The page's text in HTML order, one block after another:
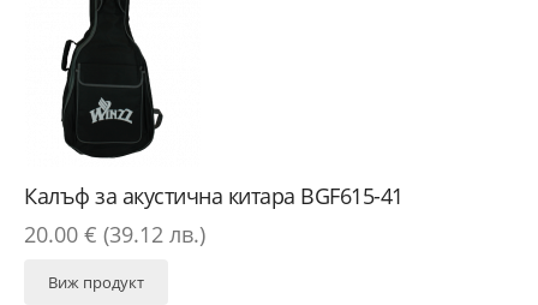
Калъф за акустична китара BGF615-41
20.00 € (39.12 лв.)
Виж продукт